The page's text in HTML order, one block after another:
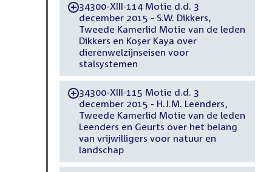
-34300-XIII-114 Motie d.d. 3
december 2015 - S.W. Dikkers,
Tweede Kamerlid Motie van de leden
Dikkers en Koşer Kaya over
dierenwelzijnseisen voor
stalsystemen
-34300-XIII-115 Motie d.d. 3
december 2015 - H.J.M. Leenders,
Tweede Kamerlid Motie van de leden
Leenders en Geurts over het belang
van vrijwilligers voor natuur en
landschap